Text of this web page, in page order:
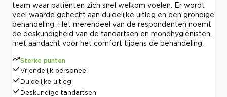
team waar patiënten zich snel welkom voelen. Er wordt
veel waarde gehecht aan duidelijke uitleg en een grondige
behandeling. Het merendeel van de respondenten noemt
de deskundigheid van de tandartsen en mondhygiënisten,
met aandacht voor het comfort tijdens de behandeling.
Sterke punten
Vriendelijk personeel
Duidelijke uitleg
Deskundige tandartsen